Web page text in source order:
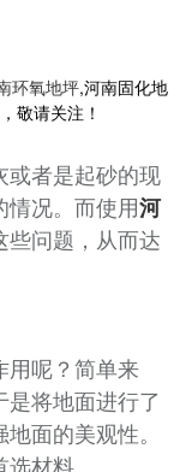
环氧地坪,河南固化地
敬请关注！
或者是起砂的现
况。而使用河
些问题，从而达
用呢？简单来
将地面进行了
面的美观性。
材料。